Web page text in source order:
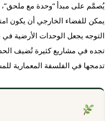
يُصمَّم على مبدأ “وحدة مع
يمكن للفضاء الخارجي أن يكون
التوجه يجعل الوحدات الأرضية في
تجده في مشاريع كثيرة تُضيف
تدمجها في الفلسفة المعمارية